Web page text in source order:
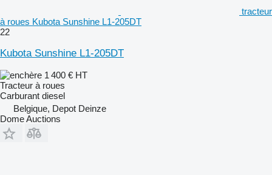
tracteur
à roues Kubota Sunshine L1-205DT
22
Kubota Sunshine L1-205DT
1 400 € HT
Tracteur à roues
Carburant diesel
Belgique, Depot Deinze
Dome Auctions